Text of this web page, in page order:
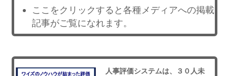
ここをクリックすると各種メディアへの掲載
記事がご覧になれます。
人事評価システムは、３０人未